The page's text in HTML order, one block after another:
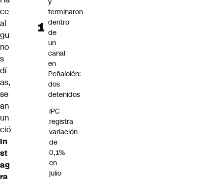
ce
al
gu
no
s
dí
as,
se
an
un
ció
In
st
ag
terminaron
dentro
de
un
canal
en
Peñalolén:
dos
detenidos
IPC
registra
variación
de
0,1%
en
julio